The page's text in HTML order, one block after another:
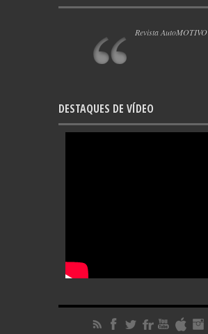
Revista AutoMOTIVO
DESTAQUES DE VÍDEO